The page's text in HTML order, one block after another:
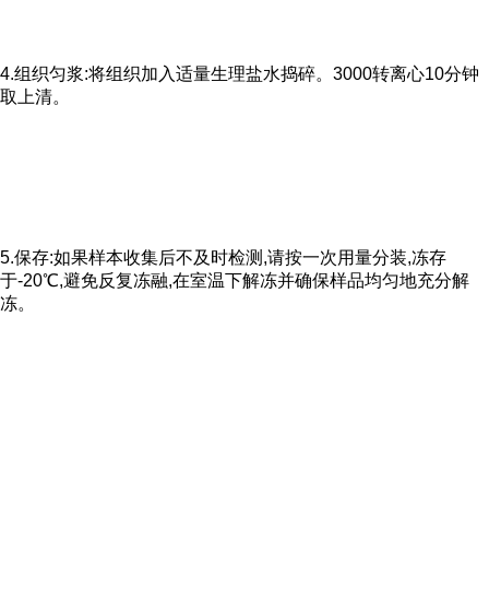
4.组织匀浆:将组织加入适量生理盐水捣碎。3000转离心10分钟
取上清。
5.保存:如果样本收集后不及时检测,请按一次用量分装,冻存
于-20℃,避免反复冻融,在室温下解冻并确保样品均匀地充分解
冻。